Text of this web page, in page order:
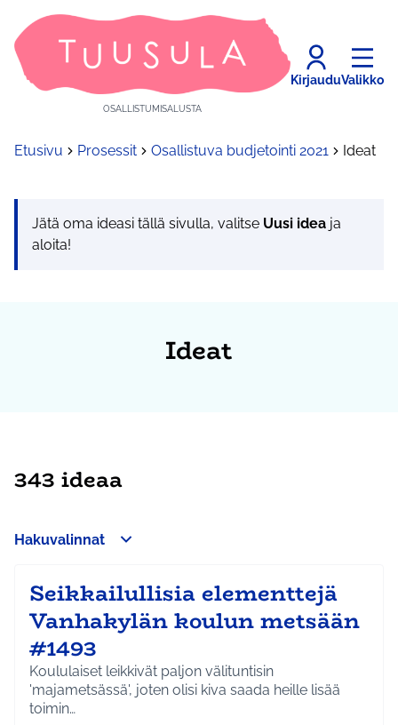
OSALLISTUMISALUSTA
KirjauduValikko
Etusivu Prosessit Osallistuva budjetointi 2021 Ideat
Jätä oma ideasi tällä sivulla, valitse Uusi idea ja
aloita!
Ideat
343 ideaa
Hakuvalinnat
Seikkailullisia elementtejä
Vanhakylän koulun metsään
#1493
Koululaiset leikkivät paljon välituntisin
'majametsässä', joten olisi kiva saada heille lisää
toimin…